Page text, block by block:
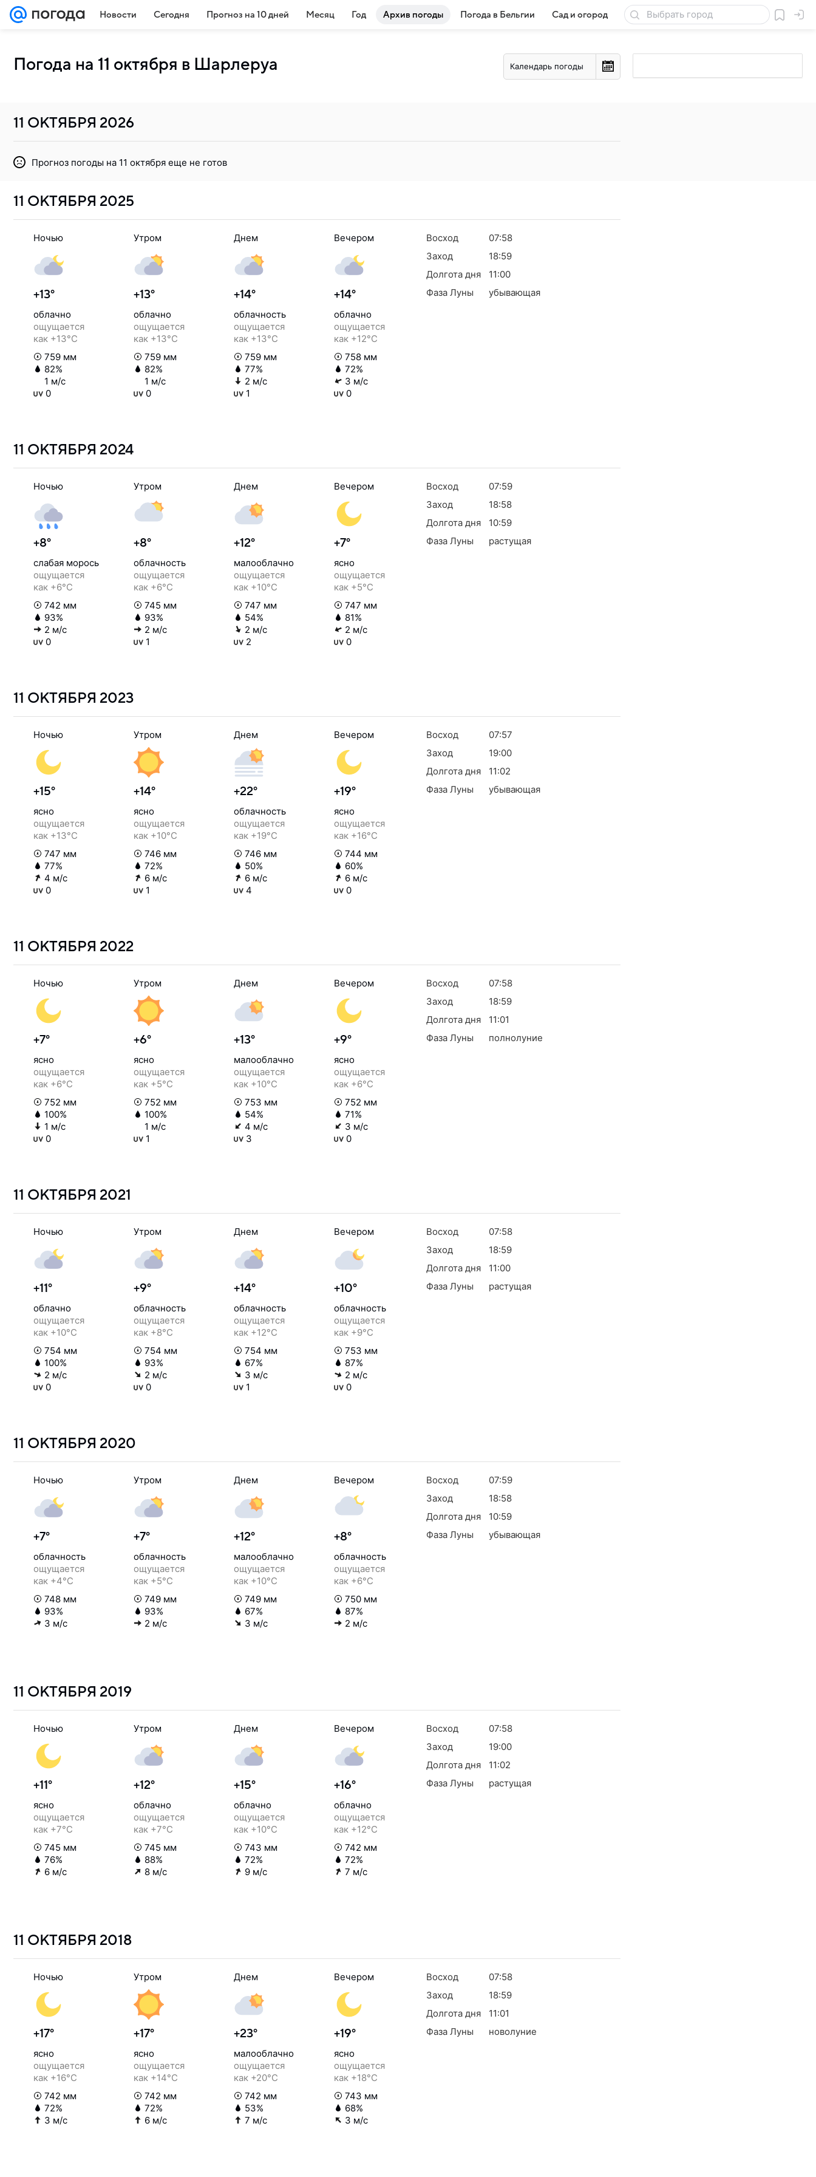
Новости Сегодня Прогноз на 10 дней Месяц Год Архив погоды Погода в Бельгии Сад и огород Товары для дачи
Погода на 11 октября в Шарлеруа Календарь погоды
11 ОКТЯБРЯ 2026
Прогноз погоды на 11 октября еще не готов
11 ОКТЯБРЯ 2025
Ночью
+13°
облачно
ощущается
как +13°C
759 мм
82%
1 м/с
0
Утром
+13°
облачно
ощущается
как +13°C
759 мм
82%
1 м/с
0
Днем
+14°
облачность
ощущается
как +13°C
759 мм
77%
2 м/с
1
Вечером
+14°
облачно
ощущается
как +12°C
758 мм
72%
3 м/с
0
Восход
07:58
Заход
18:59
Долгота дня
11:00
Фаза Луны
убывающая
11 ОКТЯБРЯ 2024
Ночью
+8°
слабая морось
ощущается
как +6°C
742 мм
93%
2 м/с
0
Утром
+8°
облачность
ощущается
как +6°C
745 мм
93%
2 м/с
1
Днем
+12°
малооблачно
ощущается
как +10°C
747 мм
54%
2 м/с
2
Вечером
+7°
ясно
ощущается
как +5°C
747 мм
81%
2 м/с
0
Восход
07:59
Заход
18:58
Долгота дня
10:59
Фаза Луны
растущая
11 ОКТЯБРЯ 2023
Ночью
+15°
ясно
ощущается
как +13°C
747 мм
77%
4 м/с
0
Утром
+14°
ясно
ощущается
как +10°C
746 мм
72%
6 м/с
1
Днем
+22°
облачность
ощущается
как +19°C
746 мм
50%
6 м/с
4
Вечером
+19°
ясно
ощущается
как +16°C
744 мм
60%
6 м/с
0
Восход
07:57
Заход
19:00
Долгота дня
11:02
Фаза Луны
убывающая
11 ОКТЯБРЯ 2022
Ночью
+7°
ясно
ощущается
как +6°C
752 мм
100%
1 м/с
0
Утром
+6°
ясно
ощущается
как +5°C
752 мм
100%
1 м/с
1
Днем
+13°
малооблачно
ощущается
как +10°C
753 мм
54%
4 м/с
3
Вечером
+9°
ясно
ощущается
как +6°C
752 мм
71%
3 м/с
0
Восход
07:58
Заход
18:59
Долгота дня
11:01
Фаза Луны
полнолуние
11 ОКТЯБРЯ 2021
Ночью
+11°
облачно
ощущается
как +10°C
754 мм
100%
2 м/с
0
Утром
+9°
облачность
ощущается
как +8°C
754 мм
93%
2 м/с
0
Днем
+14°
облачность
ощущается
как +12°C
754 мм
67%
3 м/с
1
Вечером
+10°
облачность
ощущается
как +9°C
753 мм
87%
2 м/с
0
Восход
07:58
Заход
18:59
Долгота дня
11:00
Фаза Луны
растущая
11 ОКТЯБРЯ 2020
Ночью
+7°
облачность
ощущается
как +4°C
748 мм
93%
3 м/с
Утром
+7°
облачность
ощущается
как +5°C
749 мм
93%
2 м/с
Днем
+12°
малооблачно
ощущается
как +10°C
749 мм
67%
3 м/с
Вечером
+8°
облачность
ощущается
как +6°C
750 мм
87%
2 м/с
Восход
07:59
Заход
18:58
Долгота дня
10:59
Фаза Луны
убывающая
11 ОКТЯБРЯ 2019
Ночью
+11°
ясно
ощущается
как +7°C
745 мм
76%
6 м/с
Утром
+12°
облачно
ощущается
как +7°C
745 мм
88%
8 м/с
Днем
+15°
облачно
ощущается
как +10°C
743 мм
72%
9 м/с
Вечером
+16°
облачно
ощущается
как +12°C
742 мм
72%
7 м/с
Восход
07:58
Заход
19:00
Долгота дня
11:02
Фаза Луны
растущая
11 ОКТЯБРЯ 2018
Ночью
+17°
ясно
ощущается
как +16°C
742 мм
72%
3 м/с
Утром
+17°
ясно
ощущается
как +14°C
742 мм
72%
6 м/с
Днем
+23°
малооблачно
ощущается
как +20°C
742 мм
53%
7 м/с
Вечером
+19°
ясно
ощущается
как +18°C
743 мм
68%
3 м/с
Восход
07:58
Заход
18:59
Долгота дня
11:01
Фаза Луны
новолуние